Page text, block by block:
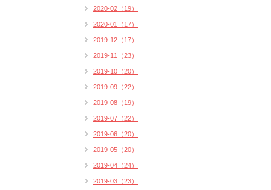
2020-02（19）
2020-01（17）
2019-12（17）
2019-11（23）
2019-10（20）
2019-09（22）
2019-08（19）
2019-07（22）
2019-06（20）
2019-05（20）
2019-04（24）
2019-03（23）